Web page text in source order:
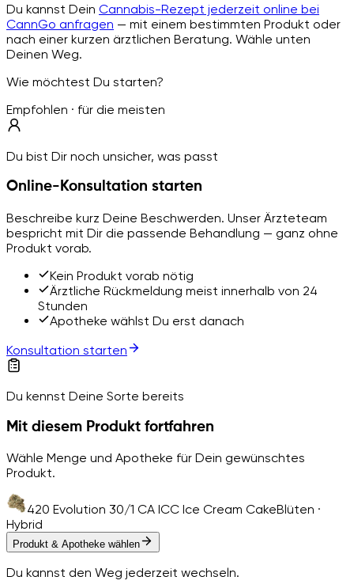
Du kannst Dein Cannabis-Rezept jederzeit online bei
CannGo anfragen — mit einem bestimmten Produkt oder
nach einer kurzen ärztlichen Beratung. Wähle unten
Deinen Weg.
Wie möchtest Du starten?
Empfohlen · für die meisten
Du bist Dir noch unsicher, was passt
Online-Konsultation starten
Beschreibe kurz Deine Beschwerden. Unser Ärzteteam
bespricht mit Dir die passende Behandlung — ganz ohne
Produkt vorab.
Kein Produkt vorab nötig
Ärztliche Rückmeldung meist innerhalb von 24
Stunden
Apotheke wählst Du erst danach
Konsultation starten
Du kennst Deine Sorte bereits
Mit diesem Produkt fortfahren
Wähle Menge und Apotheke für Dein gewünschtes
Produkt.
420 Evolution 30/1 CA ICC Ice Cream CakeBlüten ·
Hybrid
Produkt & Apotheke wählen
Du kannst den Weg jederzeit wechseln.